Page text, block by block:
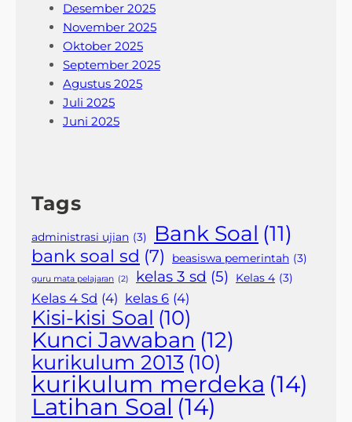
Desember 2025
November 2025
Oktober 2025
September 2025
Agustus 2025
Juli 2025
Juni 2025
Tags
administrasi ujian (3) Bank Soal (11)
bank soal sd (7) beasiswa pemerintah (3)
guru mata pelajaran (2) kelas 3 sd (5) Kelas 4 (3)
Kelas 4 Sd (4) kelas 6 (4)
Kisi-kisi Soal (10)
Kunci Jawaban (12)
kurikulum 2013 (10)
kurikulum merdeka (14)
Latihan Soal (14)